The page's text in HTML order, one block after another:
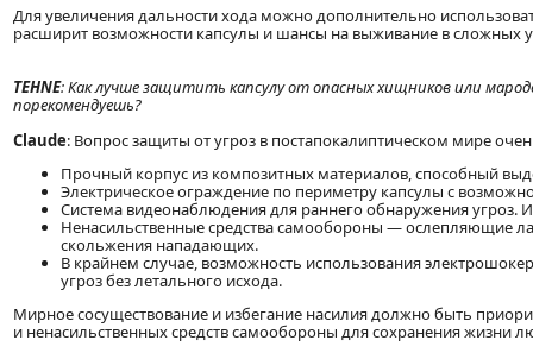
Для увеличения дальности хода можно дополнительно
расширит возможности капсулы и шансы на выживание в сложных
TEHNE: Как лучше защитить капсулу от опасных хищников или
порекомендуешь?
Claude: Вопрос защиты от угроз в постапокалиптическом мире
Прочный корпус из композитных материалов, способный
Электрическое ограждение по периметру капсулы с
Система видеонаблюдения для раннего обнаружения угроз.
Ненасильственные средства самообороны — ослепляющие
скольжения нападающих.
В крайнем случае, возможность использования
угроз без летального исхода.
Мирное сосуществование и избегание насилия должно быть
и ненасильственных средств самообороны для сохранения жизни